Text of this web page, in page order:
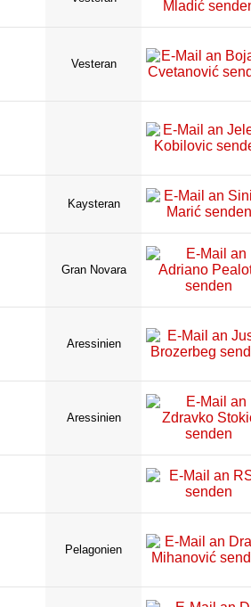
Vesteran
Kaysteran
Gran Novara
Aressinien
Aressinien
Pelagonien